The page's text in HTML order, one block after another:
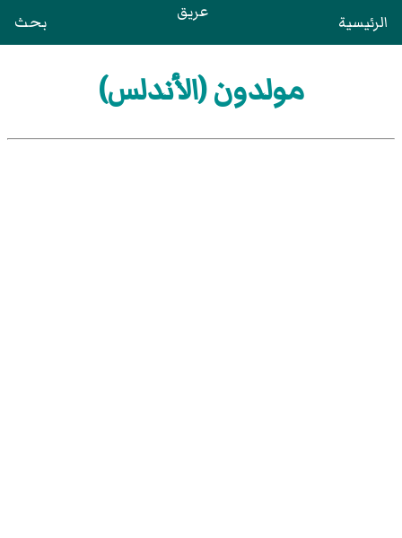
الرئيسية عريق بحث
مولدون (الأندلس)